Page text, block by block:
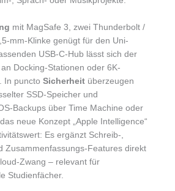
mit MagSafe 3, zwei Thunderbolt /
mm-Klinke genügt für den Uni-
USB-C-Hub lässt sich der
Docking-Stationen oder 6K-
In puncto Sicherheitüberzeugen
SSD-Speicher und
Backups über Time Machine oder
neue Konzept „Apple Intelligence“
Es ergänzt Schreib-,
Zusammenfassungs-Features direkt
Zwang – relevant für
Studienfächer.